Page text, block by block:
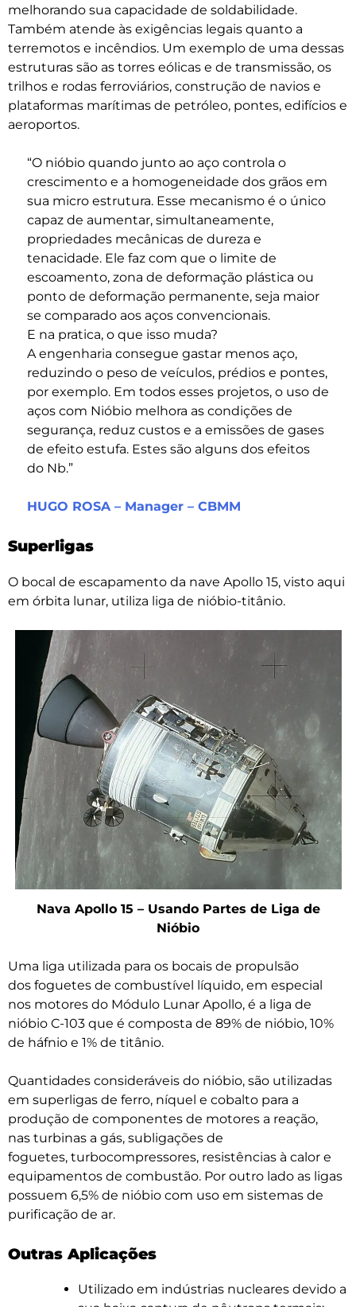
melhorando sua capacidade de soldabilidade.
Também atende às exigências legais quanto a
terremotos e incêndios. Um exemplo de uma dessas
estruturas são as torres eólicas e de transmissão, os
trilhos e rodas ferroviários, construção de navios e
plataformas marítimas de petróleo, pontes, edifícios e
aeroportos.
“O nióbio quando junto ao aço controla o
crescimento e a homogeneidade dos grãos em
sua micro estrutura. Esse mecanismo é o único
capaz de aumentar, simultaneamente,
propriedades mecânicas de dureza e
tenacidade. Ele faz com que o limite de
escoamento, zona de deformação plástica ou
ponto de deformação permanente, seja maior
se comparado aos aços convencionais.
E na pratica, o que isso muda?
A engenharia consegue gastar menos aço,
reduzindo o peso de veículos, prédios e pontes,
por exemplo. Em todos esses projetos, o uso de
aços com Nióbio melhora as condições de
segurança, reduz custos e a emissões de gases
de efeito estufa. Estes são alguns dos efeitos
do Nb.”
HUGO ROSA – Manager – CBMM
Superligas
O bocal de escapamento da nave Apollo 15, visto aqui
em órbita lunar, utiliza liga de nióbio-titânio.
Nava Apollo 15 – Usando Partes de Liga de
Nióbio
Uma liga utilizada para os bocais de propulsão
dos foguetes de combustível líquido, em especial
nos motores do Módulo Lunar Apollo, é a liga de
nióbio C-103 que é composta de 89% de nióbio, 10%
de háfnio e 1% de titânio.
Quantidades consideráveis do nióbio, são utilizadas
em superligas de ferro, níquel e cobalto para a
produção de componentes de motores a reação,
nas turbinas a gás, subligações de
foguetes, turbocompressores, resistências à calor e
equipamentos de combustão. Por outro lado as ligas
possuem 6,5% de nióbio com uso em sistemas de
purificação de ar.
Outras Aplicações
Utilizado em indústrias nucleares devido a